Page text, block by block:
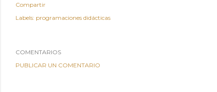
Compartir
Labels: programaciones didácticas
COMENTARIOS
PUBLICAR UN COMENTARIO